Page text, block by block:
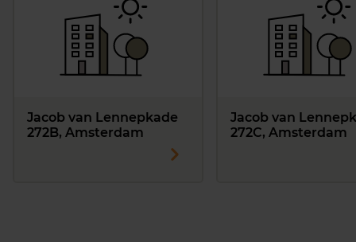
Jacob van Lennepkade
272B, Amsterdam
Jacob van
272C, Amsterdam